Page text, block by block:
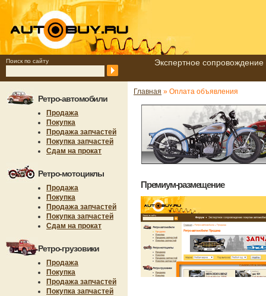
Поиск по сайту Экспертное
Ретро-автомобили
Продажа
Покупка
Продажа запчастей
Покупка запчастей
Сдам на прокат
Ретро-мотоциклы
Продажа
Покупка
Продажа запчастей
Покупка запчастей
Сдам на прокат
Ретро-грузовики
Продажа
Покупка
Продажа запчастей
Покупка запчастей
Главная » Оплата объявления
Премиум-размещение